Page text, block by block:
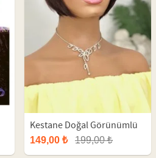
Kestane Doğal Görünümlü
Sentetik Kısa Peruk
149,00 ₺ 199,00 ₺